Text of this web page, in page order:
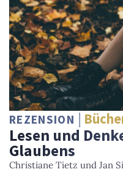
REZENSION
Lesen und
Glaubens
Christiane Tietz und Jan